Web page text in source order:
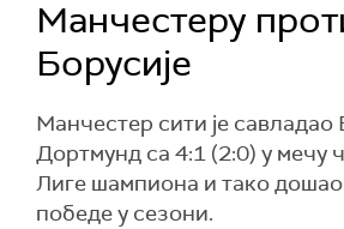
Манчестеру
Борусије
Манчестер сити је савладао
Дортмунд са 4:1 (2:0) у мечу
Лиге шампиона и тако
победе у сезони.